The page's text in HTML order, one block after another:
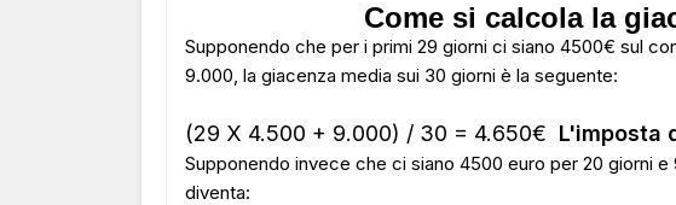
Come si calcola la
Supponendo che per i primi 29 giorni ci siano 4500€ sul
9.000, la giacenza media sui 30 giorni è la seguente:
(29 X 4.500 + 9.000) / 30 = 4.650€ L'imposta
Supponendo invece che ci siano 4500 euro per 20 giorni
diventa: